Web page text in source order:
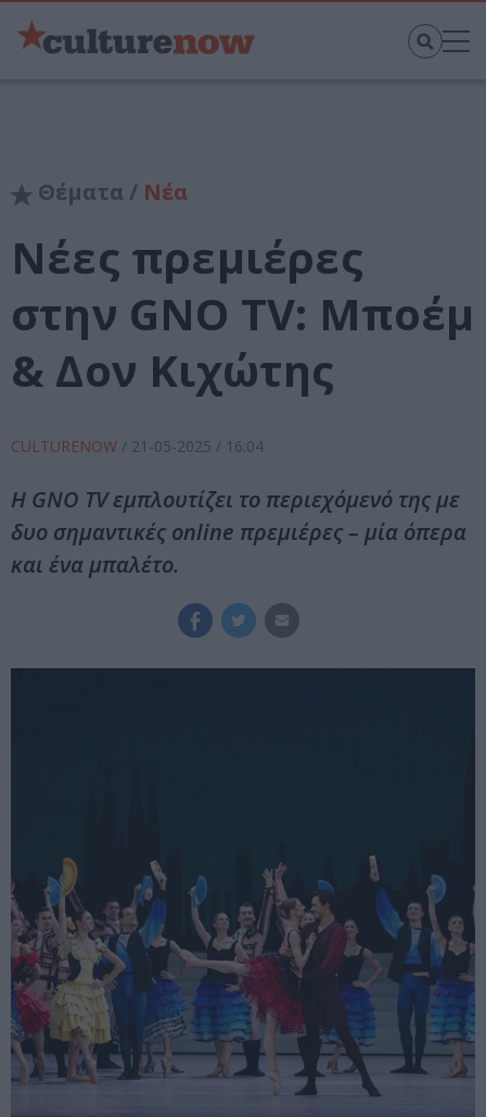
Θέματα / Νέα
Νέες πρεμιέρες
στην GNO TV: Μποέμ
& Δον Κιχώτης
CULTURENOW / 21-05-2025 / 16:04
Η GNO TV εμπλουτίζει το περιεχόμενό της με
δυο σημαντικές online πρεμιέρες – μία όπερα
και ένα μπαλέτο.